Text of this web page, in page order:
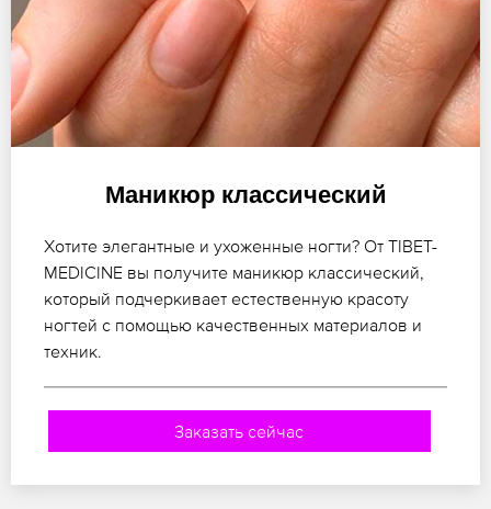
Маникюр классический
Хотите элегантные и ухоженные ногти? От TIBET-
MEDICINE вы получите маникюр классический,
который подчеркивает естественную красоту
ногтей с помощью качественных материалов и
техник.
Заказать сейчас